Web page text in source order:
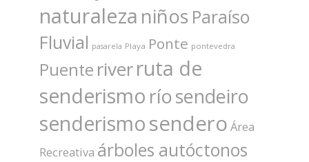
naturaleza niños Paraíso
Fluvial pasarela Playa Ponte pontevedra
Puente riverruta de
senderismo ríosendeiro
senderismosendero Área
Recreativa árboles autóctonos